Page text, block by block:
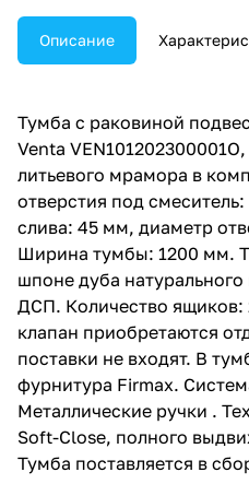
Описание
Тумба с раковиной
Venta
литьевого мрамора в
отверстия под
слива: 45 мм, диаметр
Ширина тумбы: 1200 мм.
шпоне дуба
ДСП. Количество
клапан приобретаются
поставки не входят. В
фурнитура Firmax.
Металлические ручки .
Soft-Close, полного
Тумба поставляется в